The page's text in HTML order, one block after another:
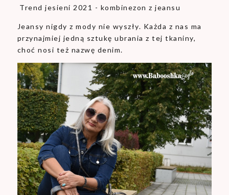
Trend jesieni 2021 - kombinezon z jeansu
Jeansy nigdy z mody nie wyszły. Każda z nas ma
przynajmiej jedną sztukę ubrania z tej tkaniny,
choć nosi też nazwę denim.